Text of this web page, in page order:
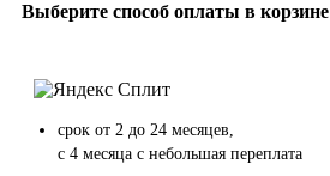
Выберите способ оплаты в корзине
срок от 2 до 24 месяцев,
с 4 месяца с небольшая переплата